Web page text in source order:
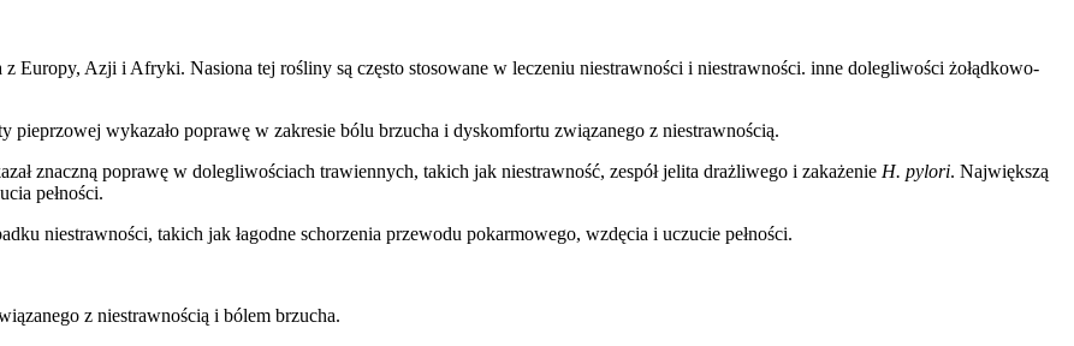
z Europy, Azji i Afryki. Nasiona tej rośliny są często stosowane w leczeniu niestrawności i niestrawności. inne dolegliwości żołądkowo-
pieprzowej wykazało poprawę w zakresie bólu brzucha i dyskomfortu związanego z niestrawnością.
znaczną poprawę w dolegliwościach trawiennych, takich jak niestrawność, zespół jelita drażliwego i zakażenie H. pylori. Największą
pełności.
niestrawności, takich jak łagodne schorzenia przewodu pokarmowego, wzdęcia i uczucie pełności.
z niestrawnością i bólem brzucha.